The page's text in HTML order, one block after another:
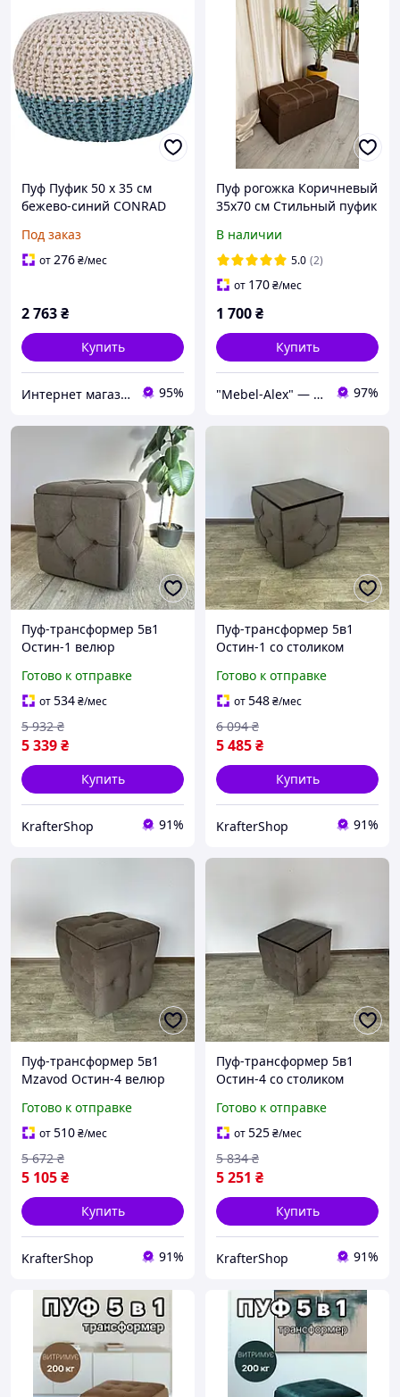
Пуф Пуфик 50 х 35 см
бежево-синий CONRAD
Под заказ
от276₴/мес
2 763₴
Купить
Интернет магазин - Маркет 95%
Пуф рогожка Коричневый
35х70 см Стильный пуфик
пуф для дома Пуф с
нишей для хранения
В наличии
5.0 (2)
от 170₴/мес
1 700₴
Купить
"Mebel-Alex" — Мебельный салон: диваны, кресла, пуфы, комплекты. 97%
Пуф-трансформер 5в1
Остин-1 велюр
Готово к отправке
от534₴/мес
5 339₴
5 932 ₴
Купить
KrafterShop 91%
Пуф-трансформер 5в1
Остин-1 со столиком
риголетто темный 1-1-
9005
Готово к отправке
от548₴/мес
5 485₴
6 094 ₴
Купить
KrafterShop 91%
Пуф-трансформер 5в1
Mzavod Остин-4 велюр
Готово к отправке
от510₴/мес
5 105₴
5 672 ₴
Купить
KrafterShop 91%
Пуф-трансформер 5в1
Остин-4 со столиком
риголетто темный 1-1-
9005
Готово к отправке
от525₴/мес
5 251 ₴
5 834 ₴
Купить
KrafterShop 91%